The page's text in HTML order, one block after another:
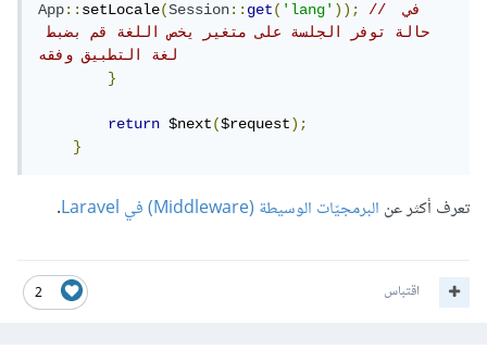
App::setLocale(Session::get('lang'));
// في
حالة توفر الجلسة على متغير يخص اللغة قم بضبط
لغة التطبيق وفقه
}
return $next($request);
}
تعرف أكثر عن البرمجيّات الوسيطة (Middleware) في Laravel .
2 اقتباس